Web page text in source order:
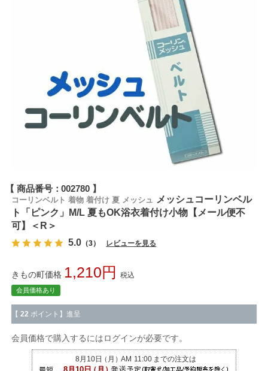
商品番号 002780
コーリンベルト 着物 着付け 夏 メッシュ
メッシュコーリンベル
ト「ピンク」M/L 夏もOK浴衣着付け小物【メール便不
可】＜R＞
5.0 （3） レビューを見る
きもの町価格 1,210 税込
会員価格あり
【 22 ポイント】進呈
会員価格で購入するにはログインが必要です。